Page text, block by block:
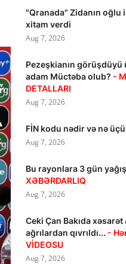
"Qranada" Zidanın oğlu
xitam verdi
Aug 7, 2026
Pezeşkianın görüşdüyü
adam Müctəba olub? -
DETALLARI
Aug 7, 2026
FİN kodu nədir və nə
Aug 7, 2026
Bu rayonlara 3 gün
XƏBƏRDARLIQ
Aug 7, 2026
Ceki Çan Bakıda xəsarət
ağrılardan qıvrıldı... -
VİDEOSU
Aug 7, 2026